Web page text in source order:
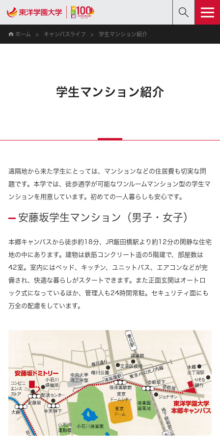
ホーム キャンパスライフ 学生マンション紹介
学生マンション紹介
遠隔地から来た学生にとっては、マンションなどの住居費も切実な問
題です。本学では、徒歩通学が可能なワンルームマンション型の学生マ
ンションを用意しています。初めての一人暮らしも安心です。
安藤坂学生マンション（男子・女子）
本郷キャンパスから徒歩約18分、JR飯田橋駅より約12分の閑静な住宅
地の中にあります。建物は鉄筋コンクリート造の5階建で、部屋数は
42室。室内にはベッド、キッチン、ユニットバス、エアコンなどが完
備され、快適な暮らしがスタートできます。また正面玄関はオートロ
ック式になっているほか、管理人も24時間常駐。セキュリティ面にも
万全の配慮をしています。